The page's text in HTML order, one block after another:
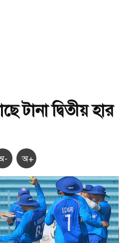
টানা দ্বিতীয় হার
অ+